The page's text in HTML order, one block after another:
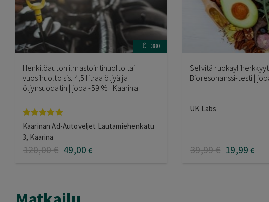
380
Henkilöauton ilmastointihuolto tai
vuosihuolto sis. 4,5 litraa öljyä ja
öljynsuodatin | jopa -59 % | Kaarina
Arvostelu
tuotteesta:
5.00/ 5
Kaarinan Ad-Autoveljet Lautamiehenkatu
3, Kaarina
120,00€ 49,00 €
Selvitä
Bioresonanssi-testi |
UK Labs
39,99€ 19,99 €